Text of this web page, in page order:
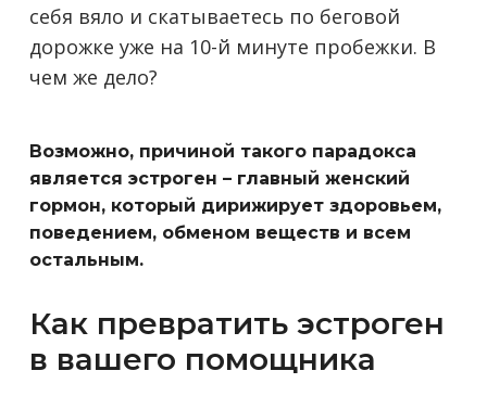
себя вяло и скатываетесь по беговой
дорожке уже на 10-й минуте пробежки. В
чем же дело?
Возможно, причиной такого парадокса
является эстроген – главный женский
гормон, который дирижирует здоровьем,
поведением, обменом веществ и всем
остальным.
Как превратить эстроген
в вашего помощника